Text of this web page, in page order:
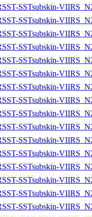
SSTsubskin-
SSTsubskin-
SSTsubskin-
SSTsubskin-
SSTsubskin-
SSTsubskin-
SSTsubskin-
SSTsubskin-
SSTsubskin-
SSTsubskin-
SSTsubskin-
SSTsubskin-
SSTsubskin-
SSTsubskin-
SSTsubskin-
SSTsubskin-